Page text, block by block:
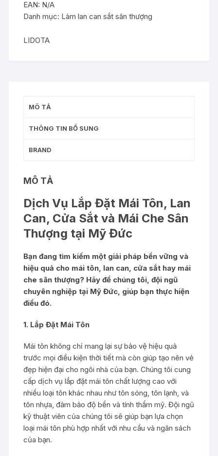
Mỹ
Đức
lan
sân
lượng
EAN: N/A
Danh mục: Làm lan can sắt sân thượng
LIDOTA
MÔ TẢ
THÔNG TIN BỔ SUNG
BRAND
MÔ TẢ
Dịch Vụ Lắp Đặt Mái Tôn, Lan
Can, Cửa Sắt và Mái Che Sân
Thượng tại Mỹ Đức
Bạn đang tìm kiếm một giải pháp bền vững và
hiệu quả cho mái tôn, lan can, cửa sắt hay mái
che sân thượng? Hãy để chúng tôi, đội ngũ
chuyên nghiệp tại Mỹ Đức, giúp bạn thực hiện
điều đó.
1. Lắp Đặt Mái Tôn
Mái tôn không chỉ mang lại sự bảo vệ hiệu quả
trước mọi điều kiện thời tiết mà còn giúp tạo nên vẻ
đẹp hiện đại cho ngôi nhà của bạn. Chúng tôi cung
cấp dịch vụ lắp đặt mái tôn chất lượng cao với
nhiều loại tôn khác nhau như tôn sóng, tôn lạnh, và
tôn nhựa, đảm bảo độ bền và tính thẩm mỹ. Đội ngũ
kỹ thuật viên của chúng tôi sẽ giúp bạn lựa chọn
loại mái tôn phù hợp nhất với nhu cầu và ngân sách
của bạn.